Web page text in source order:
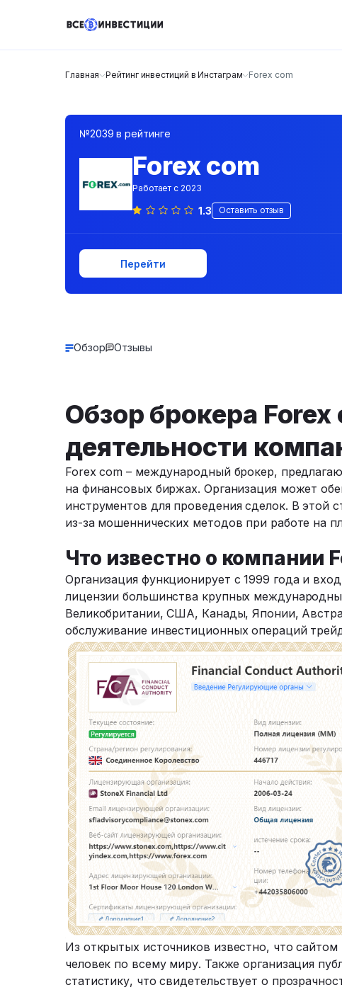
Главная Рейтинг инвестиций в Инстаграм Forex com
№2039 в рейтинге
Forex com
Работает с 2023
1.3 Оставить отзыв
Перейти
Обзор Отзывы
Обзор брокера
деятельности
Forex com – международный брокер,
на финансовых биржах. Организация может
инструментов для проведения сделок. В этой
из-за мошеннических методов при работе на
Что известно о компании
Организация функционирует с 1999 года и
лицензии большинства крупных
Великобритании, США, Канады, Японии,
обслуживание инвестиционных операций
Из открытых источников известно, что
человек по всему миру. Также организация
статистику, что свидетельствует о